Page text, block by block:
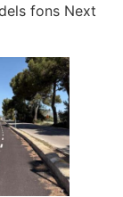
fons Next